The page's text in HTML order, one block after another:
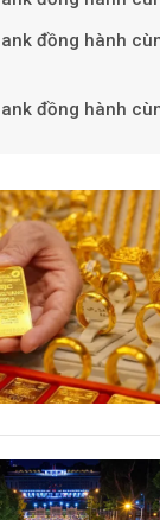
đồng hành
đồng hành